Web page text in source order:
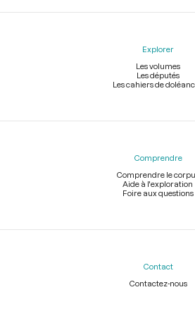
Explorer
Les volumes
Les députés
Les cahiers de
Comprendre
Comprendre le
Aide à l'exploration
Foire aux questions
Contact
Contactez-nous